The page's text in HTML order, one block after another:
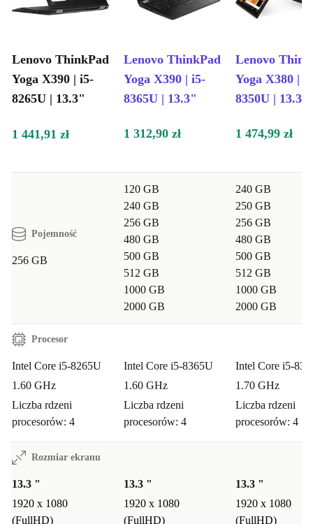
Lenovo ThinkPad
Yoga X390 | i5-
8265U | 13.3"
Lenovo ThinkPad
Yoga X390 | i5-
8365U | 13.3"
Lenovo
Yoga X380 |
8350U | 13.3"
1 441,91 zł 1 312,90 zł 1 474,99 zł
Pojemność
256 GB
120 GB
240 GB
256 GB
480 GB
500 GB
512 GB
1000 GB
2000 GB
240 GB
250 GB
256 GB
480 GB
500 GB
512 GB
1000 GB
2000 GB
Procesor
Intel Core i5-8265U
1.60 GHz
Liczba rdzeni
procesorów: 4
Intel Core i5-8365U
1.60 GHz
Liczba rdzeni
procesorów: 4
Intel Core i5-
1.70 GHz
Liczba rdzeni
procesorów: 4
Rozmiar ekranu
13.3 "
1920 x 1080
(FullHD)
13.3 "
1920 x 1080
(FullHD)
13.3 "
1920 x 1080
(FullHD)